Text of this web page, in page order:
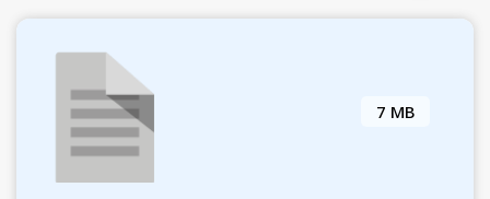
7 MB